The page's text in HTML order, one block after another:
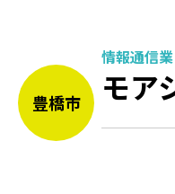
豊橋市
情報通信業
モア